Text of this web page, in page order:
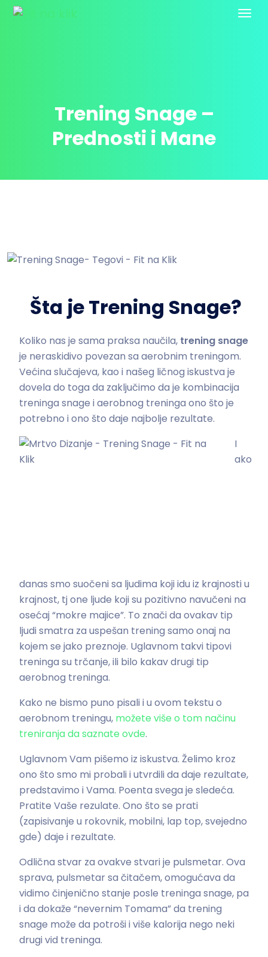
Trening Snage –
Prednosti i Mane
Šta je Trening Snage?
Koliko nas je sama praksa naučila, trening snage
je neraskidivo povezan sa aerobnim treningom.
Većina slučajeva, kao i našeg ličnog iskustva je
dovela do toga da zaključimo da je kombinacija
treninga snage i aerobnog treninga ono što je
potrebno i ono što daje najbolje rezultate.
I
ako
danas smo suočeni sa ljudima koji idu iz krajnosti u
krajnost, tj one ljude koji su pozitivno navučeni na
osećaj “mokre majice”. To znači da ovakav tip
ljudi smatra za uspešan trening samo onaj na
kojem se jako preznoje. Uglavnom takvi tipovi
treninga su trčanje, ili bilo kakav drugi tip
aerobnog treninga.
Kako ne bismo puno pisali i u ovom tekstu o
aerobnom treningu, možete više o tom načinu
treniranja da saznate ovde.
Uglavnom Vam pišemo iz iskustva. Želimo kroz
ono što smo mi probali i utvrdili da daje rezultate,
predstavimo i Vama. Poenta svega je sledeća.
Pratite Vaše rezulate. Ono što se prati
(zapisivanje u rokovnik, mobilni, lap top, svejedno
gde) daje i rezultate.
Odlična stvar za ovakve stvari je pulsmetar. Ova
sprava, pulsmetar sa čitačem, omogućava da
vidimo činjenično stanje posle treninga snage, pa
i da dokaže “nevernim Tomama” da trening
snage može da potroši i više kalorija nego neki
drugi vid treninga.